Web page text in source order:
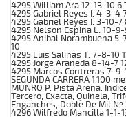
4295 William Ara 12-13-10 6
4295 Gabriel Reyes I. 4-3-4
4295 Gabriel Reyes I. 3-10-7
4295 Nelson Espina L. 10-9-
4295 Anibal Norambuena 5-
10
4295 Luis Salinas T. 7-8-10
4295 Jorge Araneda 8-14-7
4295 Marcos Contreras 7-9-
SEGUNDA CARRERA 1.100
MUNRO P. Pista Arena.
Tercero, Exacta, Quinela,
Enganches, Doble De Mil Nº
4296 Wilfredo Mancilla 1-1-